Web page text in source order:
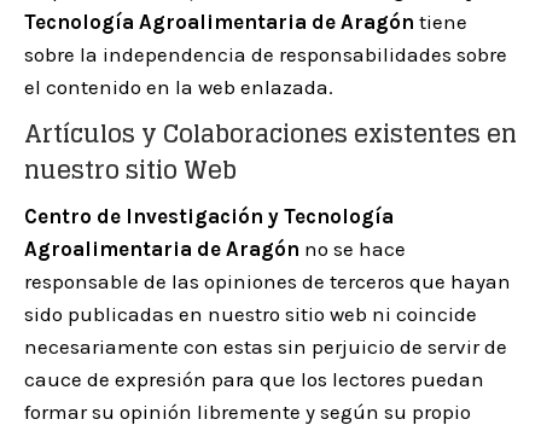
Tecnología Agroalimentaria de Aragón tiene
sobre la independencia de responsabilidades sobre
el contenido en la web enlazada.
Artículos y Colaboraciones existentes en
nuestro sitio Web
Centro de Investigación y Tecnología
Agroalimentaria de Aragón no se hace
responsable de las opiniones de terceros que hayan
sido publicadas en nuestro sitio web ni coincide
necesariamente con estas sin perjuicio de servir de
cauce de expresión para que los lectores puedan
formar su opinión libremente y según su propio